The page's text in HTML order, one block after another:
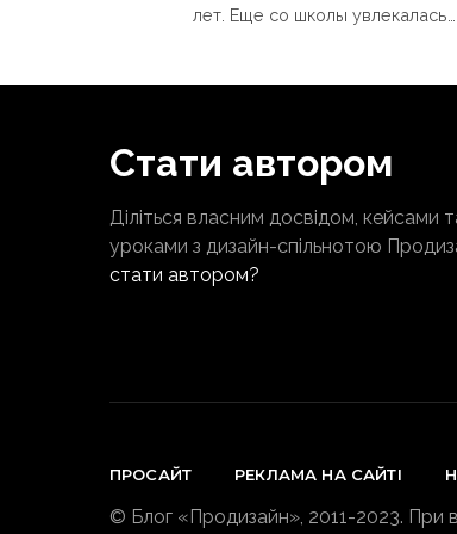
лет. Еще со школы увлекалась…
Стати автором
Діліться власним досвідом, кейсами
уроками з дизайн-спільнотою
стати автором?
ПРОСАЙТ РЕКЛАМА НА САЙТІ
© Блог «Продизайн», 2011-2023. При